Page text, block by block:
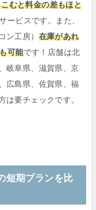
むと料金の差もほと
ービスです。また、
ン工房） 在庫があれ
可能です！店舗は北
岐阜県、滋賀県、京
広島県、佐賀県、福
は要チェックです。
短期プランを比